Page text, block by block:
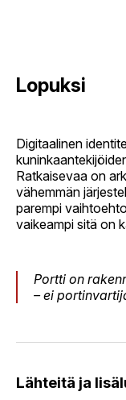
Lopuksi
Digitaalinen
Ratkaisevaa on
vähemmän
parempi
vaikeampi sitä on
Portti on
– ei
Lähteitä ja